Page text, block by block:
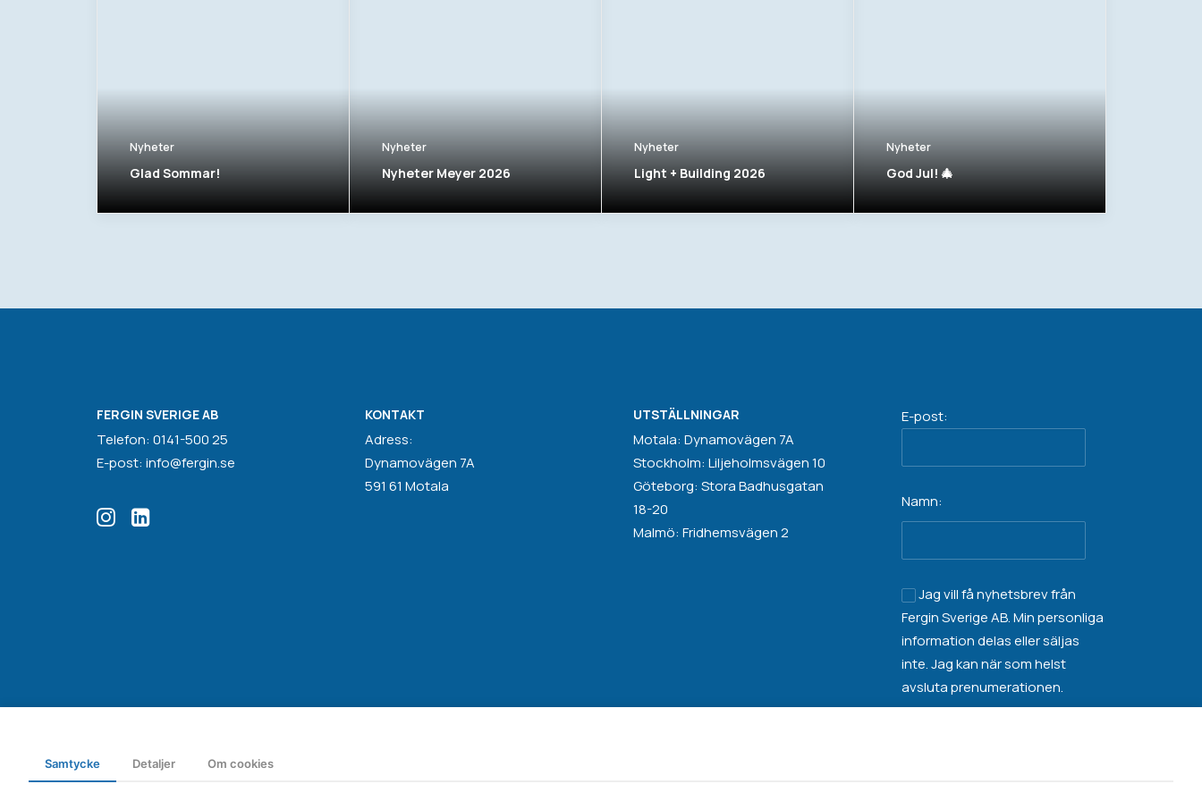
Samtycke Detaljer Om cookies
Nyheter
Glad Sommar!
Nyheter
Nyheter Meyer 2026
Nyheter
Light + Building 2026
Nyheter
God Jul! 🎄
FERGIN SVERIGE AB
Telefon: 0141-500 25
E-post: info@fergin.se
KONTAKT
Adress:
Dynamovägen 7A
591 61 Motala
UTSTÄLLNINGAR
Motala: Dynamovägen 7A
Stockholm: Liljeholmsvägen 10
Göteborg: Stora Badhusgatan
18-20
Malmö: Fridhemsvägen 2
E-post:
Namn:
Jag vill få nyhetsbrev från
Fergin Sverige AB. Min personliga
informationdelas eller säljas
inte. Jag kan när som helst
avsluta prenumerationen.